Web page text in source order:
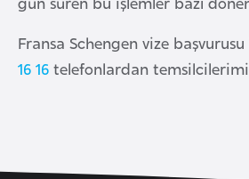
Fransa Schengen vize
16 16 telefonlardan